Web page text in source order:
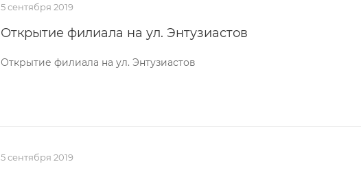
5 сентября 2019
Открытие филиала на ул. Энтузиастов
Открытие филиала на ул. Энтузиастов
5 сентября 2019